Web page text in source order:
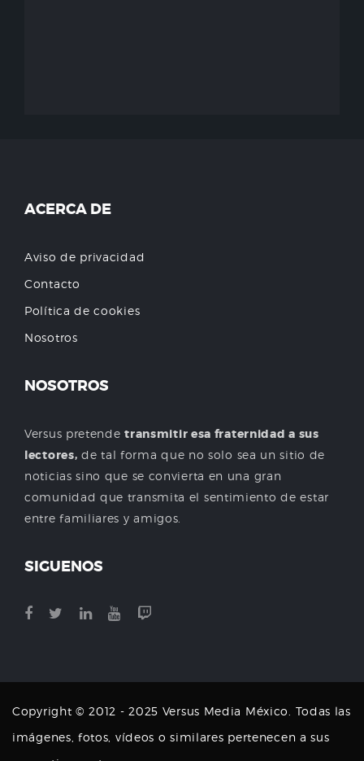
ACERCA DE
Aviso de privacidad
Contacto
Política de cookies
Nosotros
NOSOTROS
Versus pretendetransmitir esa fraternidad a sus
lectores, de tal forma que no solo sea un sitio de
noticias sino que se convierta en una gran
comunidad que transmita el sentimiento de estar
entre familiares y amigos.
SIGUENOS
Copyright © 2012 - 2025 Versus Media México. Todas las
imágenes, fotos, vídeos o similares pertenecen a sus